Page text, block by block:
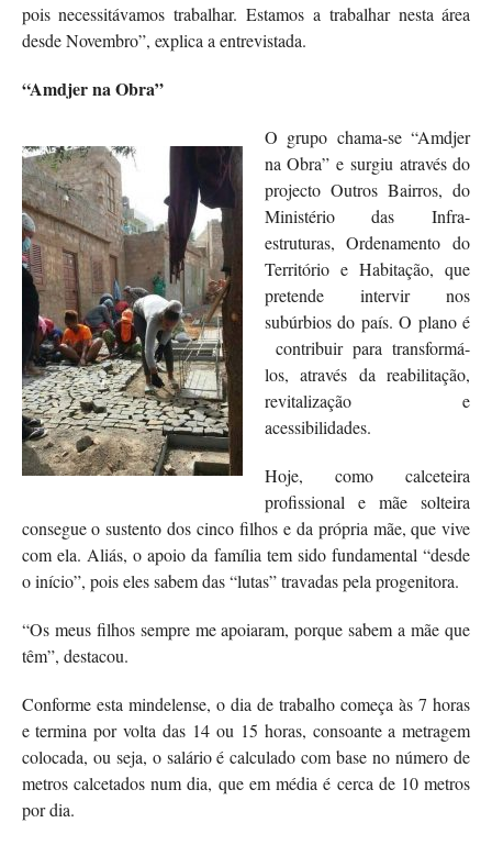
pois necessitávamos trabalhar. Estamos a trabalhar nesta área
desde Novembro”, explica a entrevistada.
“Amdjer na Obra”
O grupo chama-se “Amdjer
na Obra” e surgiu através do
projecto Outros Bairros, do
Ministério das Infra-
estruturas, Ordenamento do
Território e Habitação, que
pretende intervir nos
subúrbios do país. O plano é
contribuir para transformá-
los, através da reabilitação,
revitalização e
acessibilidades.
Hoje, como calceteira
profissional e mãe solteira
consegue o sustento dos cinco filhos e da própria mãe, que vive
com ela. Aliás, o apoio da família tem sido fundamental “desde
o início”, pois eles sabem das “lutas” travadas pela progenitora.
“Os meus filhos sempre me apoiaram, porque sabem a mãe que
têm”, destacou.
Conforme esta mindelense, o dia de trabalho começa às 7 horas
e termina por volta das 14 ou 15 horas, consoante a metragem
colocada, ou seja, o salário é calculado com base no número de
metros calcetados num dia, que em média é cerca de 10 metros
por dia.